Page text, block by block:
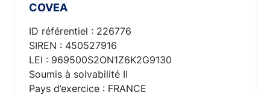
COVEA
ID référentiel : 226776
SIREN : 450527916
LEI : 969500S2ON1Z6K2G9130
Soumis à solvabilité II
Pays d’exercice : FRANCE